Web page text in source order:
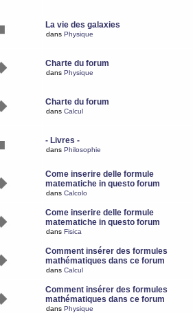
La vie des galaxies
dans Physique
Charte du forum
dans Physique
Charte du forum
dans Calcul
- Livres -
dans Philosophie
Come inserire delle formule
matematiche in questo forum
dans Calcolo
Come inserire delle formule
matematiche in questo forum
dans Fisica
Comment insérer des formules
mathématiques dans ce forum
dans Calcul
Comment insérer des formules
mathématiques dans ce forum
dans Physique